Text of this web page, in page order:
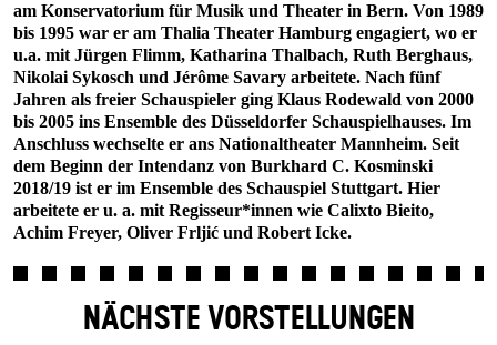
am Konservatorium für Musik und Theater in Bern. Von 1989
bis 1995 war er am Thalia Theater Hamburg engagiert, wo er
u.a. mit Jürgen Flimm, Katharina Thalbach, Ruth Berghaus,
Nikolai Sykosch und Jérôme Savary arbeitete. Nach fünf
Jahren als freier Schauspieler ging Klaus Rodewald von 2000
bis 2005 ins Ensemble des Düsseldorfer Schauspielhauses. Im
Anschluss wechselte er ans Nationaltheater Mannheim. Seit
dem Beginn der Intendanz von Burkhard C. Kosminski
2018/19 ist er im Ensemble des Schauspiel Stuttgart. Hier
arbeitete er u. a. mit Regisseur*innen wie Calixto Bieito,
Achim Freyer, Oliver Frljić und Robert Icke.
NÄCHSTE VORSTELLUNGEN